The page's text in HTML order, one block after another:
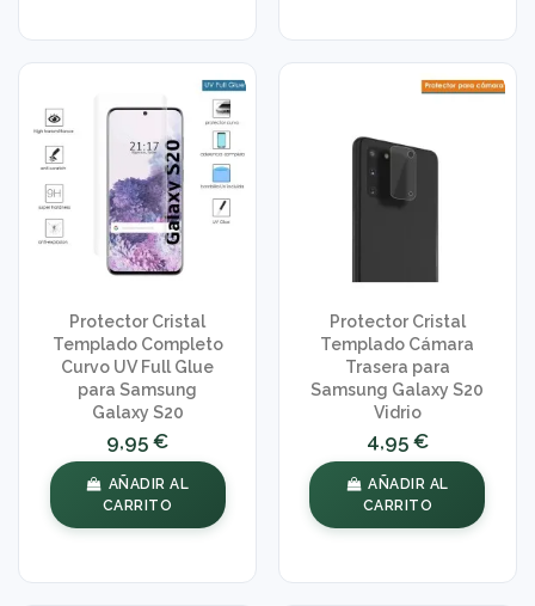
Protector Cristal
Templado Completo
Curvo UV Full Glue
para Samsung
Galaxy S20
9,95 €
AÑADIR AL
CARRITO
Protector Cristal
Templado Cámara
Trasera para
Samsung Galaxy S20
Vidrio
4,95 €
AÑADIR AL
CARRITO